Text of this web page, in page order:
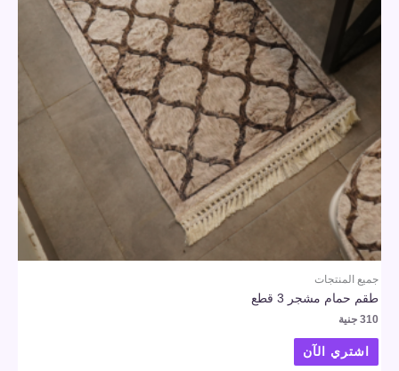
جميع المنتجات
طقم حمام مشجر 3 قطع
310 جنية
اشتري الآن